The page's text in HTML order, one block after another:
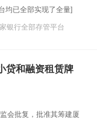
均已全部实现了全量]
银行全部存管平台
贷和融资租赁牌
会批复，批准其筹建厦